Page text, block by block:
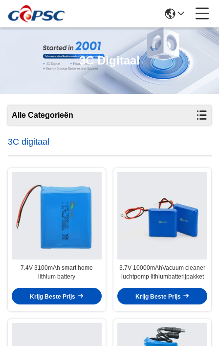
3C Digitaal
Alle Categorieën
3C digitaal
7.4V 3100mAh smart home
lithium battery
Krijg Beste Prijs
3.7V 10000mAhVacuum cleaner
luchtpomp lithiumbatterijpakket
Krijg Beste Prijs